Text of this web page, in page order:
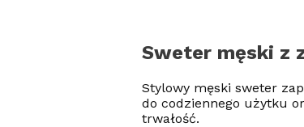
Sweter męski z
Stylowy męski sweter
do codziennego użytku
trwałość.